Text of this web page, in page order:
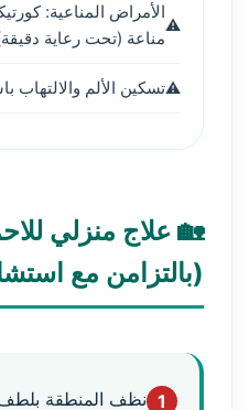
الأمراض المناعية:
مناعة (تحت رعاية
تسكين الألم والالتهاب
🏡 علاج منزلي
(بالتزامن مع
1 نظف المنطقة